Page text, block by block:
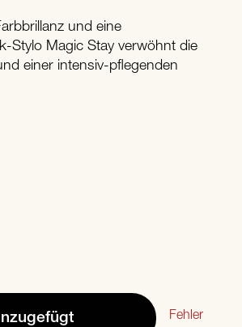
und eine
Stylo Magic Stay verwöhnt die
einer intensiv-pflegenden
Fehler